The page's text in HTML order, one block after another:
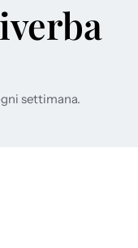
settimana.